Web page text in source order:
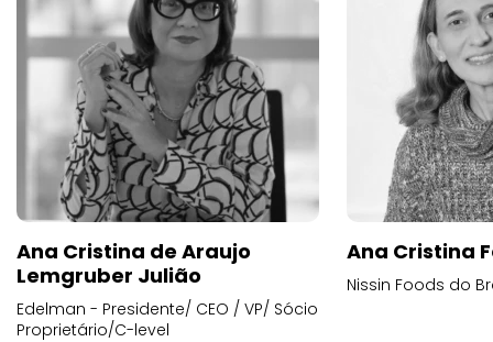
Ana Cristina de Araujo
Lemgruber Julião
Edelman - Presidente/ CEO / VP/ Sócio
Proprietário/C-level
Ana Cristina
Nissin Foods do